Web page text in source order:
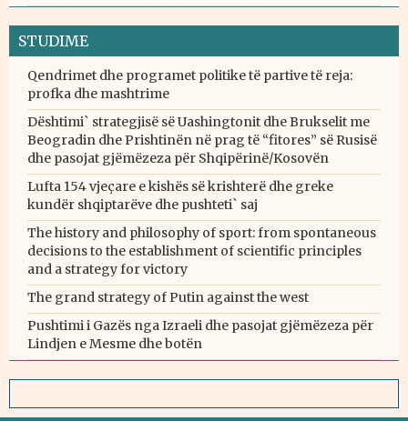
STUDIME
Qendrimet dhe programet politike të partive të reja:
profka dhe mashtrime
Dështimi` strategjisë së Uashingtonit dhe Brukselit me
Beogradin dhe Prishtinën në prag të “fitores” së Rusisë
dhe pasojat gjëmëzeza për Shqipërinë/Kosovën
Lufta 154 vjeçare e kishës së krishterë dhe greke
kundër shqiptarëve dhe pushteti` saj
The history and philosophy of sport: from spontaneous
decisions to the establishment of scientific principles
and a strategy for victory
The grand strategy of Putin against the west
Pushtimi i Gazës nga Izraeli dhe pasojat gjëmëzeza për
Lindjen e Mesme dhe botën